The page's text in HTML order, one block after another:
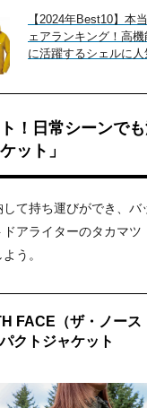
【2024年Best10】本
ェアランキング！高
に活躍するシェルに人
！日常シーンで
ット」
て持ち運びができ、バ
アライターのタカマツ
う。
FACE（ザ・ノース
クトジャケット